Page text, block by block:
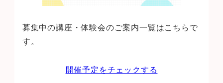
募集中の講座・体験会のご案内一覧はこちらで
す。
開催予定をチェックする